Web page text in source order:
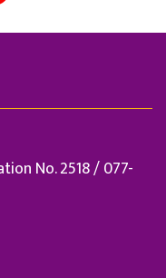
No. 2518 / 077-